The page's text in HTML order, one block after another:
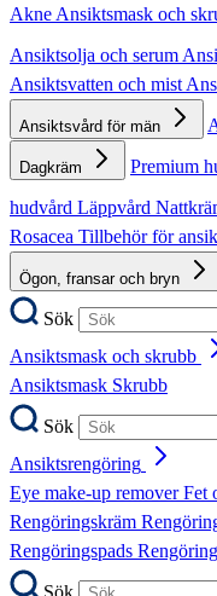
AkneAnsiktsmask och
Ansiktsolja och serum
Ansiktsvatten och mist
Ansiktsvård för män
Dagkräm Premium
hudvård Läppvård
Rosacea Tillbehör för
Ögon, fransar och bryn
Sök
Ansiktsmask och skrubb
Ansiktsmask Skrubb
Sök
Ansiktsrengöring
Eye make-up removerFet
Rengöringskräm
Rengöringspads